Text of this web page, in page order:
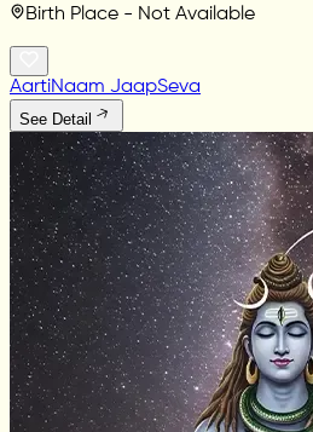
Birth Place - Not Available
AartiNaam JaapSeva
See Detail